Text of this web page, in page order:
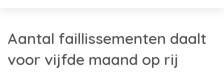
Aantal faillissementen daalt
voor vijfde maand op rij